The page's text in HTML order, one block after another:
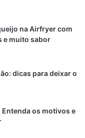
na Airfryer com
e muito sabor
dicas para deixar o
os motivos e